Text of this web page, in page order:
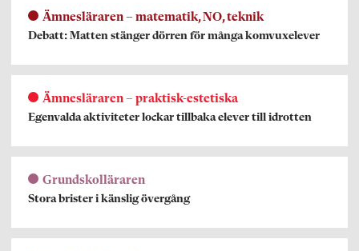
Ämnesläraren – matematik, NO, teknik
Debatt: Matten stänger dörren för många komvuxelever
Ämnesläraren – praktisk-estetiska
Egenvalda aktiviteter lockar tillbaka elever till idrotten
Grundskolläraren
Stora brister i känslig övergång